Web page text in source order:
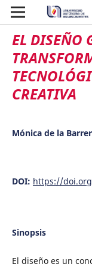
EL DISEÑO
CREATIVA
Mónica de la
DOI: https://
Sinopsis
El diseño es un